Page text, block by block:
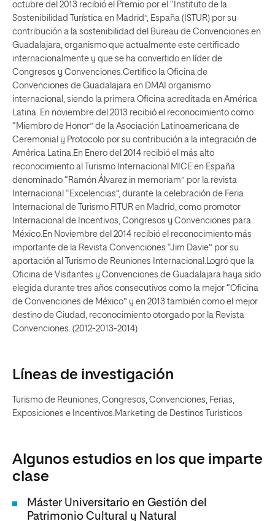
octubre del 2013 recibió el Premio por el “Instituto de la
Sostenibilidad Turística en Madrid”, España (ISTUR) por su
contribución a la sostenibilidad del Bureau de Convenciones en
Guadalajara, organismo que actualmente este certificado
internacionalmente y que se ha convertido en líder de
Congresos y Convenciones.Certifico la Oficina de
Convenciones de Guadalajara en DMAI organismo
internacional, siendo la primera Oficina acreditada en América
Latina. En noviembre del 2013 recibió el reconocimiento como
“Miembro de Honor” de la Asociación Latinoamericana de
Ceremonial y Protocolo por su contribución a la integración de
América Latina.En Enero del 2014 recibió el más alto
reconocimiento al Turismo Internacional MICE en España
denominado “Ramón Álvarez in memoriam” por la revista
Internacional “Excelencias”, durante la celebración de Feria
Internacional de Turismo FITUR en Madrid, como promotor
Internacional de Incentivos, Congresos y Convenciones para
México.En Noviembre del 2014 recibió el reconocimiento más
importante de la Revista Convenciones “Jim Davie” por su
aportación al Turismo de Reuniones Internacional.Logró que la
Oficina de Visitantes y Convenciones de Guadalajara haya sido
elegida durante tres años consecutivos como la mejor “Oficina
de Convenciones de México” y en 2013 también como el mejor
destino de Ciudad, reconocimiento otorgado por la Revista
Convenciones. (2012-2013-2014)
Líneas de investigación
Turismo de Reuniones, Congresos, Convenciones, Ferias,
Exposiciones e Incentivos.Marketing de Destinos Turísticos
Algunos estudios en los que imparte
clase
Máster Universitario en Gestión del
Patrimonio Cultural y Natural